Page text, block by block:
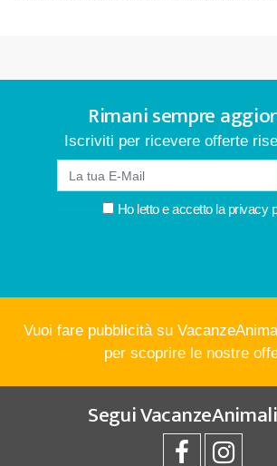
Rimani sempre
Iscriviti per ricevere offerte
Ho letto e accetto la privacy
Vuoi fare pubblicità su
per scoprire le nostre
Segui